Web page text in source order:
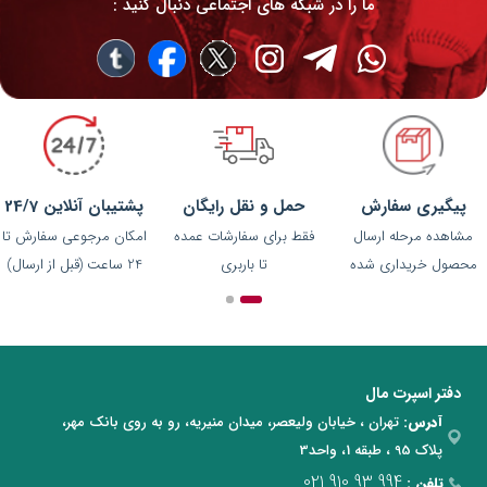
ما را در شبکه های اجتماعی دنبال کنید :
پیگیری سفارش
مشاهده مرحله ارسال
محصول خریداری شده
حمل و نقل رایگان
فقط برای سفارشات عمده
تا باربری
پشتیبان آنلاین 24/7
امکان مرجوعی سفارش تا
24 ساعت (قبل از ارسال)
دفتر اسپرت مال
آدرس: تهران ، خیابان ولیعصر، میدان منیریه، رو به روی بانک مهر،
پلاک 95 ، طبقه 1، واحد3